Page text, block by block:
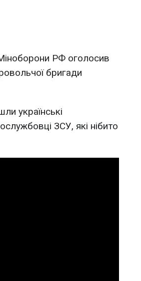
РФ оголосив
бригади
українські
ЗСУ, які нібито